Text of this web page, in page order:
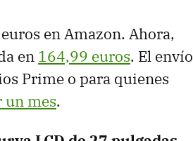
en Amazon. Ahora,
en 164,99 euros. El envío
Prime o para quienes
mes.